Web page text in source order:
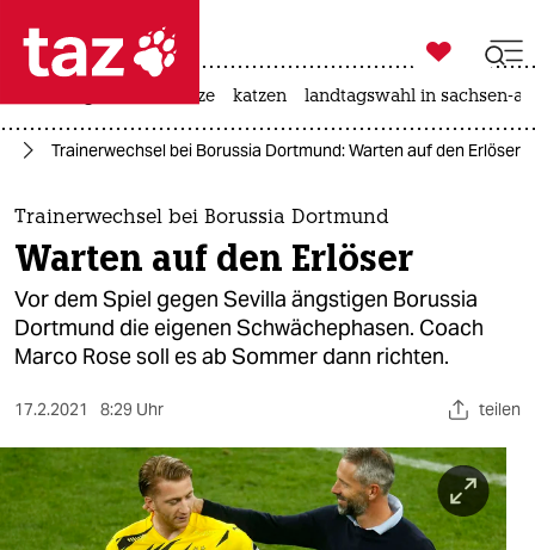
 taz zahl ich
taz zahl ich
themen
politik
öko
sport
berlin

taz zahl ich
hitze katzen landtagswahl in sachsen-
Trainerwechsel bei Borussia Dortmund: Warten auf den Erlöser
Trainerwechsel bei Borussia Dortmund
Warten auf den Erlöser
Vor dem Spiel gegen Sevilla ängstigen Borussia
Dortmund die eigenen Schwächephasen. Coach
Marco Rose soll es ab Sommer dann richten.
17.2.2021 8:29 Uhr teilen